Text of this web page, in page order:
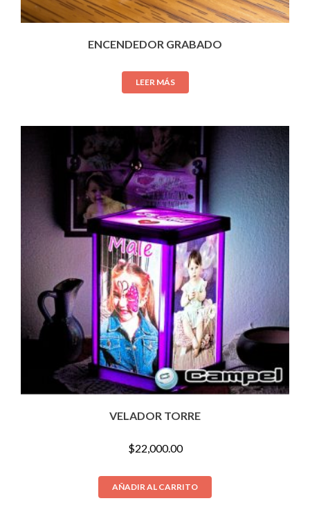
ENCENDEDOR GRABADO
LEER MÁS
VELADOR TORRE
$22,000.00
AÑADIR AL CARRITO